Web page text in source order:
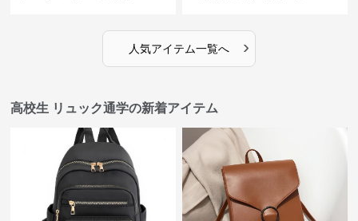
人気アイテム一覧へ ›
高校生 リュック通学の新着アイテム